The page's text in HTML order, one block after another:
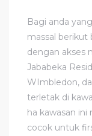
Bagi anda
massal berikut
dengan akses
Jababeka
WImbledon,
terletak di
ha kawasan
cocok untuk